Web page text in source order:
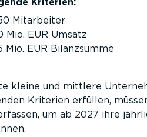
Mitarbeiter
Mio. EUR Umsatz
Mio. EUR Bilanzsumme
kleine und mittlere
Kriterien erfüllen,
um ab 2027 ihre